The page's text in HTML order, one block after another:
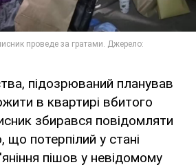
підозрюваний планував
в квартирі вбитого
збирався повідомляти
що потерпілий у стані
пішов у невідомому